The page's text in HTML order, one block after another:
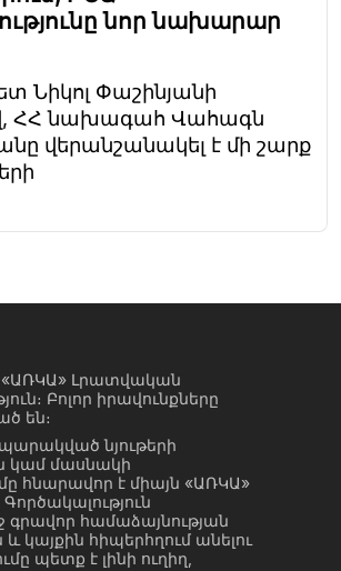
նոր նախարար
Նիկոլ Փաշինյանի
ՀՀ նախագահ Վահագն
վերանշանակել է մի շարք
«ԱՌԿԱ» Լրատվական
Բոլոր իրավունքները
են։
նյութերի
կամ մասնակի
հնարավոր է միայն «ԱՌԿԱ»
համաձայնության
կայքին հիպերհղում անելու
պետք է լինի ուղիղ,